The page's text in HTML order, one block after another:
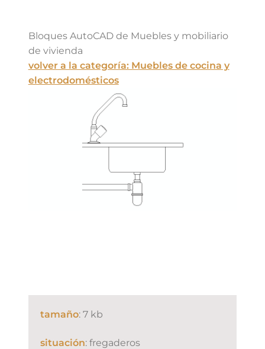
Bloques AutoCAD de Muebles y mobiliario
de vivienda
volver a la categoría: Muebles de cocina y
electrodomésticos
tamaño: 7 kb
situación: fregaderos